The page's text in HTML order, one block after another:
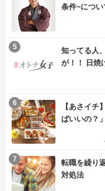
条件~につ
知ってる人
が！！ 日焼
5
【あさイ
ばいいの？
6
転職を繰り
対処法
7